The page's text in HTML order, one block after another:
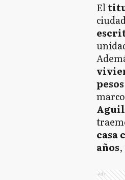
El
pesos
casa
años
Ads